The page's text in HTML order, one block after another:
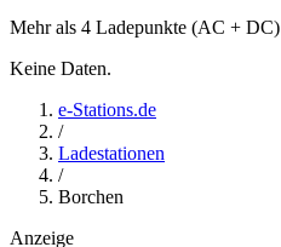
Mehr als 4 Ladepunkte (AC + DC)
Keine Daten.
e-Stations.de
/
Ladestationen
/
Borchen
Anzeige